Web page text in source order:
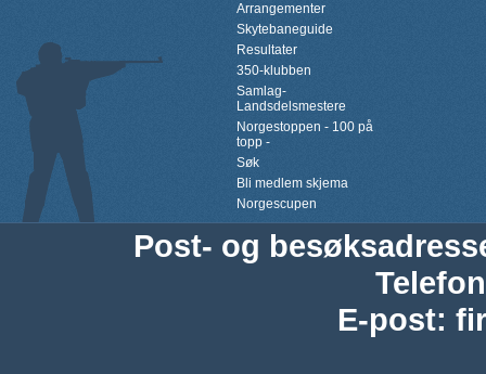
Arrangementer
Skytebaneguide
Resultater
350-klubben
Samlag-
Landsdelsmestere
Norgestoppen - 100 på
topp -
Søk
Bli medlem skjema
Norgescupen
Post- og
Telefon
E-post: